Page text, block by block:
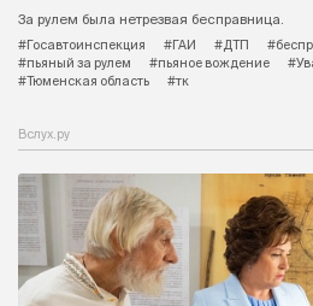
За рулем была нетрезвая бесправница.
#Госавтоинспекция
#ГАИ #ДТП
#пьяный за рулем
#пьяное вождение
#Тюменская область
#тк
Вслух.ру